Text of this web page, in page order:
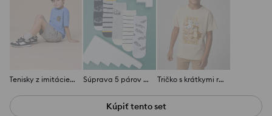
Tenisky z imitácie kože Súprava 5 párov ponožiek Tričko s krátkymi rukávmi a potlačou
Kúpiť tento set